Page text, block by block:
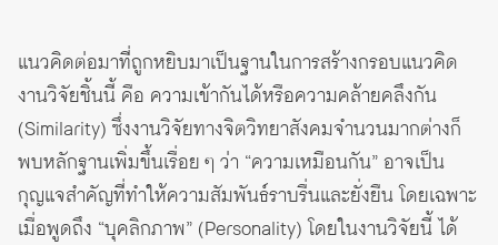
แนวคิดต่อมาที่ถูกหยิบมาเป็นฐานในการสร้างกรอบแนวคิด
งานวิจัยชิ้นนี้ คือ ความเข้ากันได้หรือความคล้ายคลึงกัน
(Similarity) ซึ่งงานวิจัยทางจิตวิทยาสังคมจำนวนมากต่างก็
พบหลักฐานเพิ่มขึ้นเรื่อย ๆ ว่า “ความเหมือนกัน” อาจเป็น
กุญแจสำคัญที่ทำให้ความสัมพันธ์ราบรื่นและยั่งยืน โดยเฉพาะ
เมื่อพูดถึง “บุคลิกภาพ” (Personality) โดยในงานวิจัยนี้ ได้